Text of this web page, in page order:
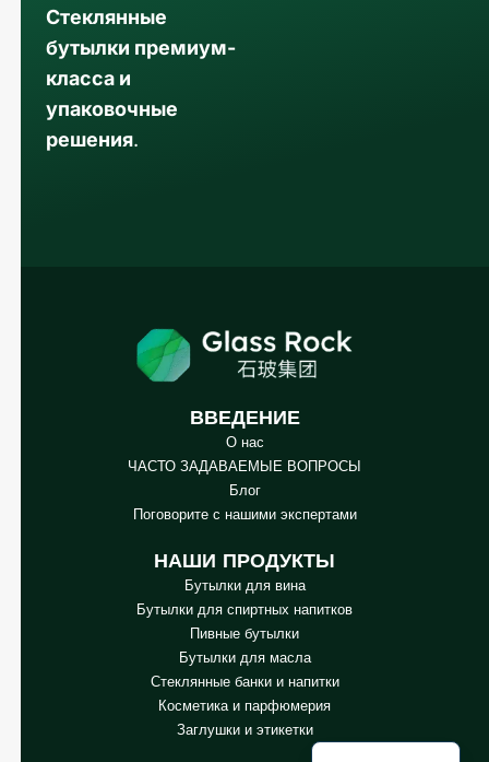
Стеклянные
бутылки премиум-
класса и
упаковочные
решения.
ВВЕДЕНИЕ
О нас
ЧАСТО ЗАДАВАЕМЫЕ ВОПРОСЫ
Блог
Поговорите с нашими экспертами
НАШИ ПРОДУКТЫ
Бутылки для вина
Бутылки для спиртных напитков
Пивные бутылки
Бутылки для масла
Стеклянные банки и напитки
Косметика и парфюмерия
Заглушки и этикетки
Japanese